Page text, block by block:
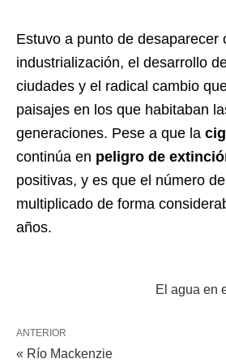
Estuvo a punto de desaparecer
industrialización, el desarrollo
ciudades y el radical cambio
paisajes en los que habitaban
generaciones. Pese a que la
continúa en peligro de
positivas, y es que el número
multiplicado de forma
años.
El agua en
ANTERIOR
« Río Mackenzie